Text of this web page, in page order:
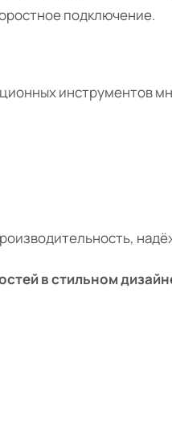
подключение.
инструментов
в стильном